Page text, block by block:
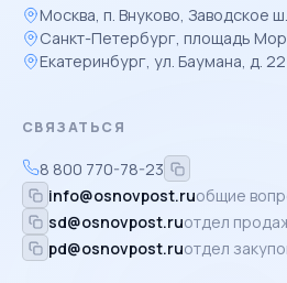
Москва, п. Внуково, Заводское
Санкт-Петербург, площадь
Екатеринбург, ул. Баумана, д. 22
СВЯЗАТЬСЯ
8 800 770-78-23
info@osnovpost.ruобщие
sd@osnovpost.ruотдел
pd@osnovpost.ruотдел